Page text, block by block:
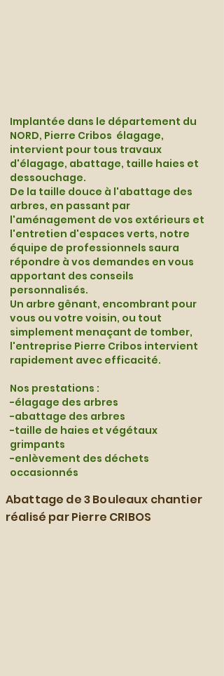
Implantée dans le département du
NORD, Pierre Cribos élagage,
intervient pour tous travaux
d'élagage, abattage, taille haies et
dessouchage.
De la taille douce à l'abattage des
arbres, en passant par
l'aménagement de vos extérieurs et
l'entretien d'espaces verts, notre
équipe de professionnels saura
répondre à vos demandes en vous
apportant des conseils
personnalisés.
Un arbre gênant, encombrant pour
vous ou votre voisin, ou tout
simplement menaçant de tomber,
l'entreprise Pierre Cribos intervient
rapidement avec efficacité.
Nos prestations :
-élagage des arbres
-abattage des arbres
-taille de haies et végétaux
grimpants
-enlèvement des déchets
occasionnés
Abattage de 3 Bouleaux chantier
réalisé par Pierre CRIBOS